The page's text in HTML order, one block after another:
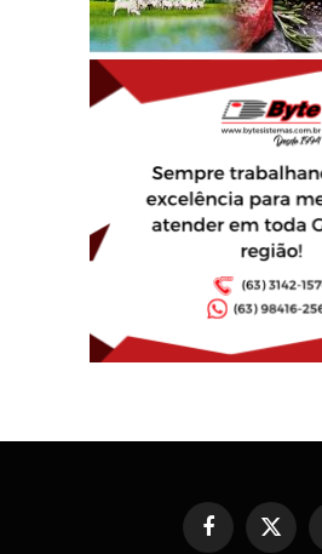
Facebook
X